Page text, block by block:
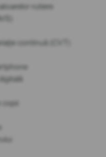
rutiere
continuă (CVT)
copii